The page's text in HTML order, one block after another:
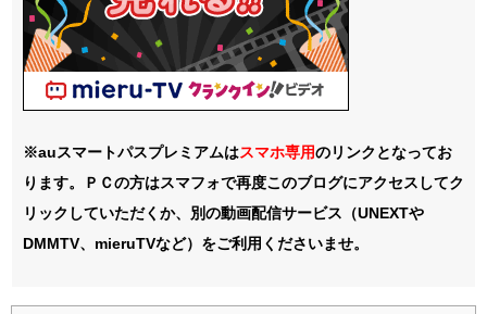
※auスマートパスプレミアムはスマホ専用のリンクとなってお
ります。ＰＣの方はスマフォで再度このブログにアクセスしてク
リックしていただくか、別の動画配信サービス（UNEXTや
DMMTV、mieruTVなど）をご利用くださいませ。